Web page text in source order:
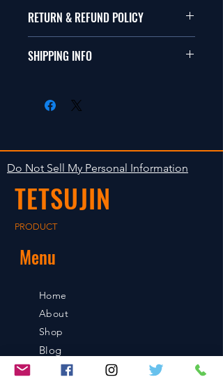
本品は1/10サイズのラジオコント
This items fit in with 1/10 sizes of
RETURN & REFUND POLICY
商品に明らかな欠陥がないかぎり
isn't accepted in goods.
SHIPPING INFO
します。海外への出荷は入金確認
The occasion with the stock is
shipped in 2-5 days. Shipment to
foreign countries will be shipment
after payment confirmation.
Do Not Sell My Personal Information
TETSUJIN
PRODUCT
Menu
Home
About
Shop
Blog
Contact